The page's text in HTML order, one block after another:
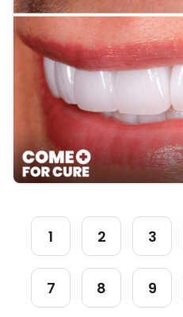
1 2 3
7 8 9